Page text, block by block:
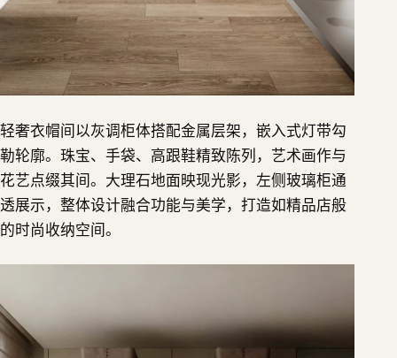
轻奢衣帽间以灰调柜体搭配金属层架，嵌入式灯带勾
勒轮廓。珠宝、手袋、高跟鞋精致陈列，艺术画作与
花艺点缀其间。大理石地面映现光影，左侧玻璃柜通
透展示，整体设计融合功能与美学，打造如精品店般
的时尚收纳空间。